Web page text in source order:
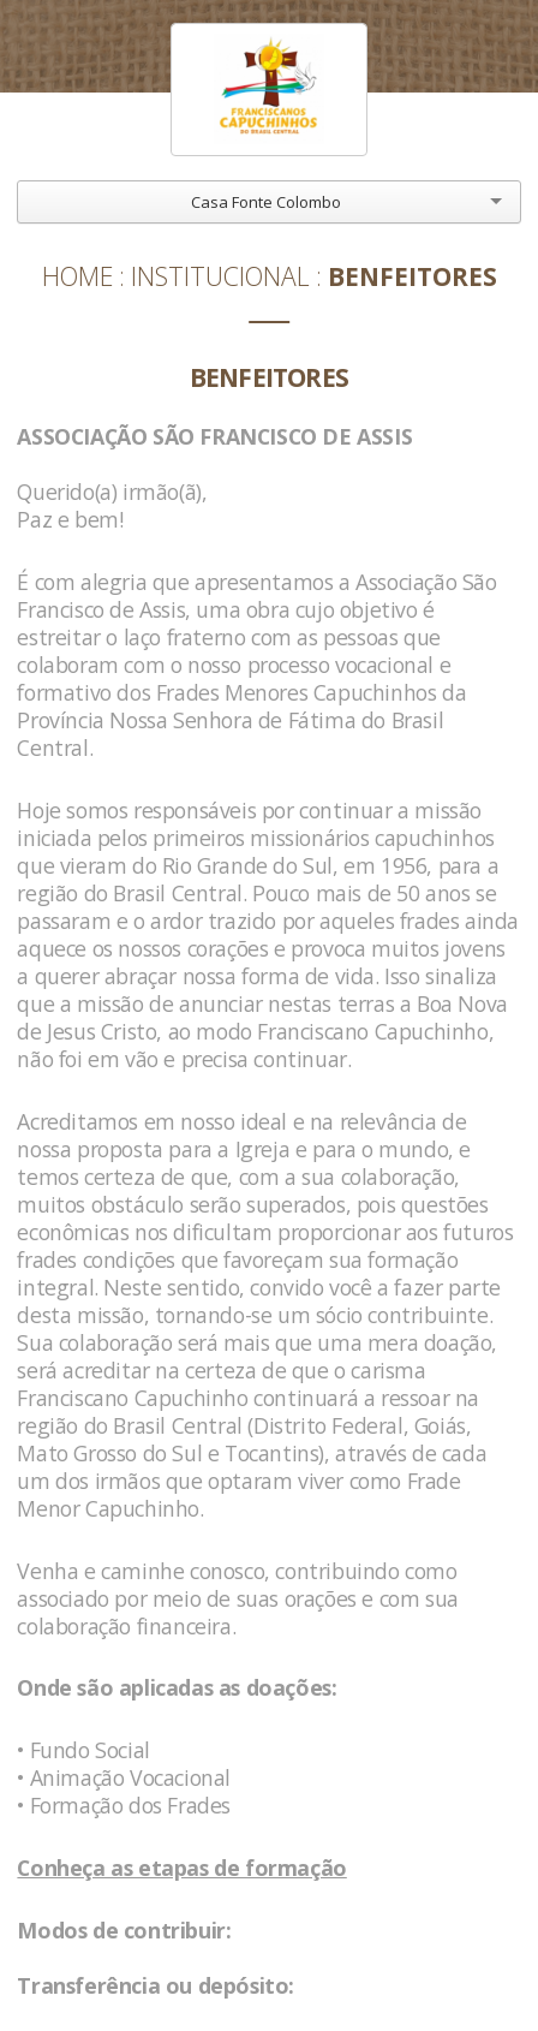
Casa Fonte Colombo
HOME INSTITUCIONAL BENFEITORES
BENFEITORES
ASSOCIAÇÃO SÃO FRANCISCO DE ASSIS
Querido(a) irmão(ã),
Paz e bem!
É com alegria que apresentamos a Associação São
Francisco de Assis, uma obra cujo objetivo é
estreitar o laço fraterno com as pessoas que
colaboram com o nosso processo vocacional e
formativo dos Frades Menores Capuchinhos da
Província Nossa Senhora de Fátima do Brasil
Central.
Hoje somos responsáveis por continuar a missão
iniciada pelos primeiros missionários capuchinhos
que vieram do Rio Grande do Sul, em 1956, para a
região do Brasil Central. Pouco mais de 50 anos se
passaram e o ardor trazido por aqueles frades ainda
aquece os nossos corações e provoca muitos jovens
a querer abraçar nossa forma de vida. Isso sinaliza
que a missão de anunciar nestas terras a Boa Nova
de Jesus Cristo, ao modo Franciscano Capuchinho,
não foi em vão e precisa continuar.
Acreditamos em nosso ideal e na relevância de
nossa proposta para a Igreja e para o mundo, e
temos certeza de que, com a sua colaboração,
muitos obstáculo serão superados, pois questões
econômicas nos dificultam proporcionar aos futuros
frades condições que favoreçam sua formação
integral. Neste sentido, convido você a fazer parte
desta missão, tornando-se um sócio contribuinte.
Sua colaboração será mais que uma mera doação,
será acreditar na certeza de que o carisma
Franciscano Capuchinho continuará a ressoar na
região do Brasil Central (Distrito Federal, Goiás,
Mato Grosso do Sul e Tocantins), através de cada
um dos irmãos que optaram viver como Frade
Menor Capuchinho.
Venha e caminhe conosco, contribuindo como
associado por meio de suas orações e com sua
colaboração financeira.
Onde são aplicadas as doações:
• Fundo Social
• Animação Vocacional
• Formação dos Frades
Conheça as etapas de formação
Modos de contribuir:
Transferência ou depósito: